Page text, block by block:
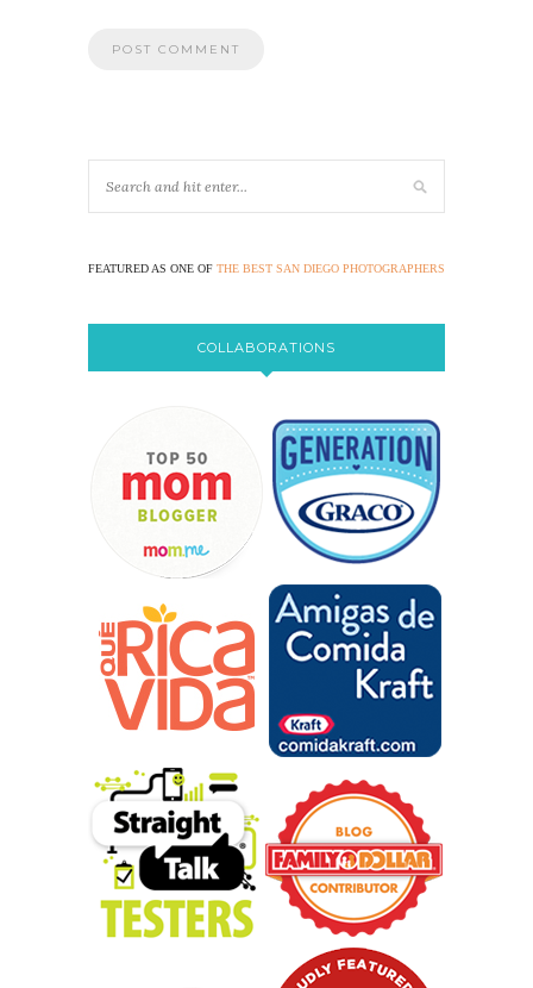
FEATURED AS ONE OF THE BEST SAN DIEGO PHOTOGRAPHERS
COLLABORATIONS